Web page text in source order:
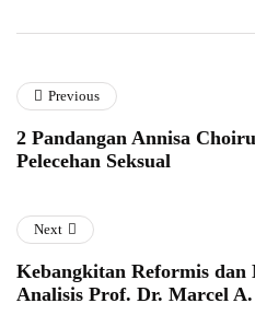
Previous
2 Pandangan Annisa
Pelecehan Seksual
Next
Kebangkitan Reformis dan
Analisis Prof. Dr. Marcel